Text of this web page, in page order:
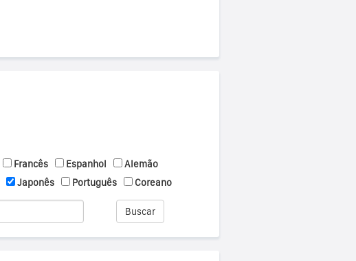
Francês Espanhol
Alemão
Japonês Português Coreano
Buscar